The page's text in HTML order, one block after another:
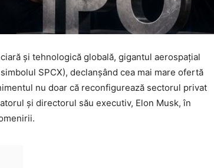
și tehnologică globală, gigantul aerospațial
SPCX), declanșând cea mai mare ofertă
nu doar că reconfigurează sectorul privat
și directorul său executiv, Elon Musk, în